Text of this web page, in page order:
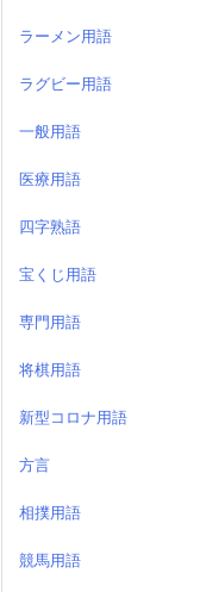
ラーメン用語
ラグビー用語
一般用語
医療用語
四字熟語
宝くじ用語
専門用語
将棋用語
新型コロナ用語
方言
相撲用語
競馬用語